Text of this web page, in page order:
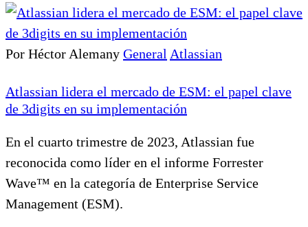
Por Héctor Alemany General Atlassian
Atlassian lidera el mercado de ESM: el papel clave
de 3digits en su implementación
En el cuarto trimestre de 2023, Atlassian fue
reconocida como líder en el informe Forrester
Wave™ en la categoría de Enterprise Service
Management (ESM).